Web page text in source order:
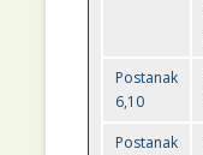
Postanak
6,10
Postanak